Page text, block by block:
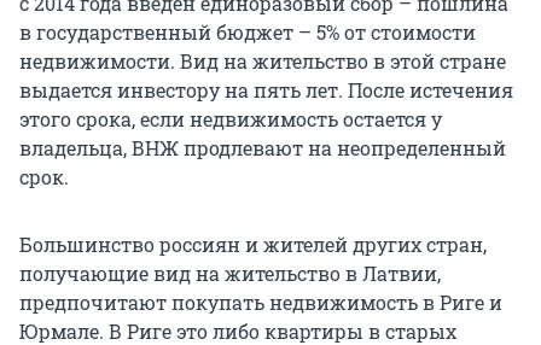
в государственный бюджет – 5% от стоимости
недвижимости. Вид на жительство в этой стране
выдается инвестору на пять лет. После истечения
этого срока, если недвижимость остается у
владельца, ВНЖ продлевают на неопределенный
срок.
Большинство россиян и жителей других стран,
получающие вид на жительство в Латвии,
предпочитают покупать недвижимость в Риге и
Юрмале. В Риге это либо квартиры в старых